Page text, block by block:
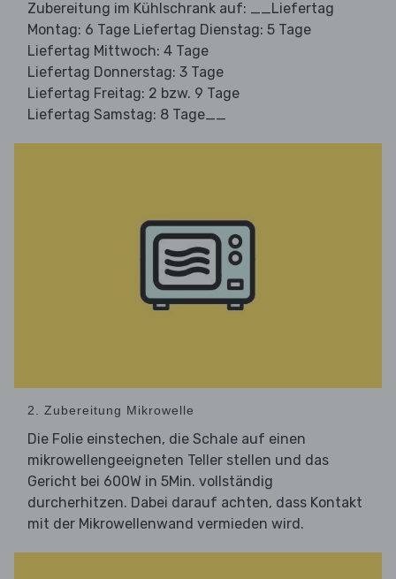
Zubereitung im Kühlschrank auf: __Liefertag
Montag: 6 Tage Liefertag Dienstag: 5 Tage
Liefertag Mittwoch: 4 Tage
Liefertag Donnerstag: 3 Tage
Liefertag Freitag: 2 bzw. 9 Tage
Liefertag Samstag: 8 Tage__
2. Zubereitung Mikrowelle
Die Folie einstechen, die Schale auf einen
mikrowellengeeigneten Teller stellen und das
Gericht bei 600W in 5Min. vollständig
durcherhitzen. Dabei darauf achten, dass Kontakt
mit der Mikrowellenwand vermieden wird.